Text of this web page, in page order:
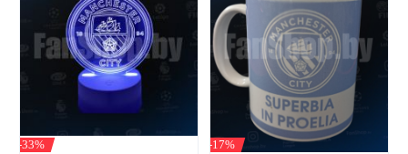
-33%
-17%